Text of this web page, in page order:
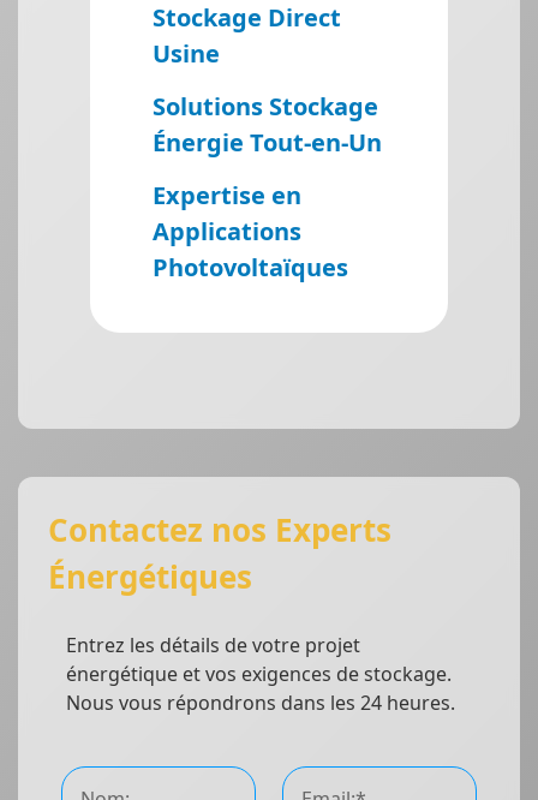
Stockage Direct
Usine
Solutions Stockage
Énergie Tout-en-Un
Expertise en
Applications
Photovoltaïques
Contactez nos Experts
Énergétiques
Entrez les détails de votre projet
énergétique et vos exigences de stockage.
Nous vous répondrons dans les 24 heures.